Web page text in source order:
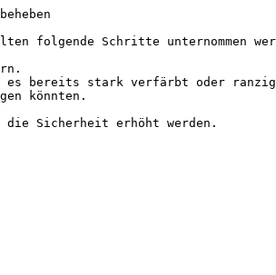
folgende Schritte unternommen
es bereits stark verfärbt oder
könnten.